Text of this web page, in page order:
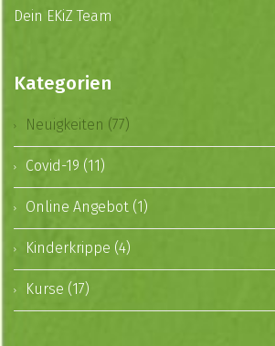
Dein EKiZ Team
Kategorien
Neuigkeiten (77)
Covid-19 (11)
Online Angebot (1)
Kinderkrippe (4)
Kurse (17)